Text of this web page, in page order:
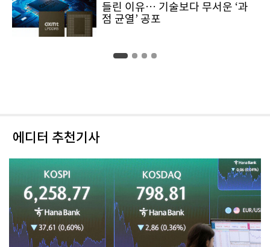
들린 이유… 기술보다 무서운 ‘과
점 균열’ 공포
에디터 추천기사